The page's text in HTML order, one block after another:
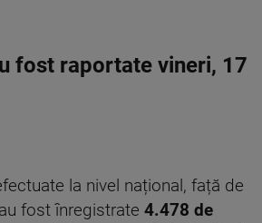
fost raportate vineri, 17
la nivel național, față de
fost înregistrate 4.478 de